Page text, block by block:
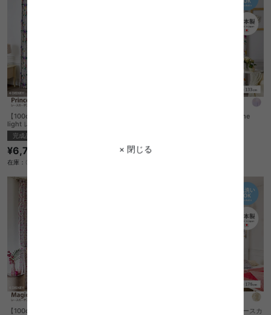
× 閉じる
【100cm×176cm】Princess see the
light レースカーテン 1枚入り
完成品
¥6,730
在庫：〇
【100cm×133cm】Princess see the
¥6,220
【100cm×198cm】Magic lamp レースカ
【100cm×176cm】Magic lamp レースカ